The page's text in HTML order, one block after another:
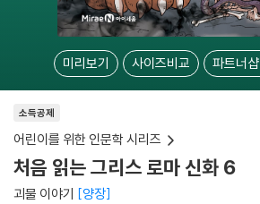
미리보기 사이즈비교 파트너샵
소득공제
어린이를 위한 인문학 시리즈
처음 읽는 그리스 로마 신화 6
괴물 이야기
양장